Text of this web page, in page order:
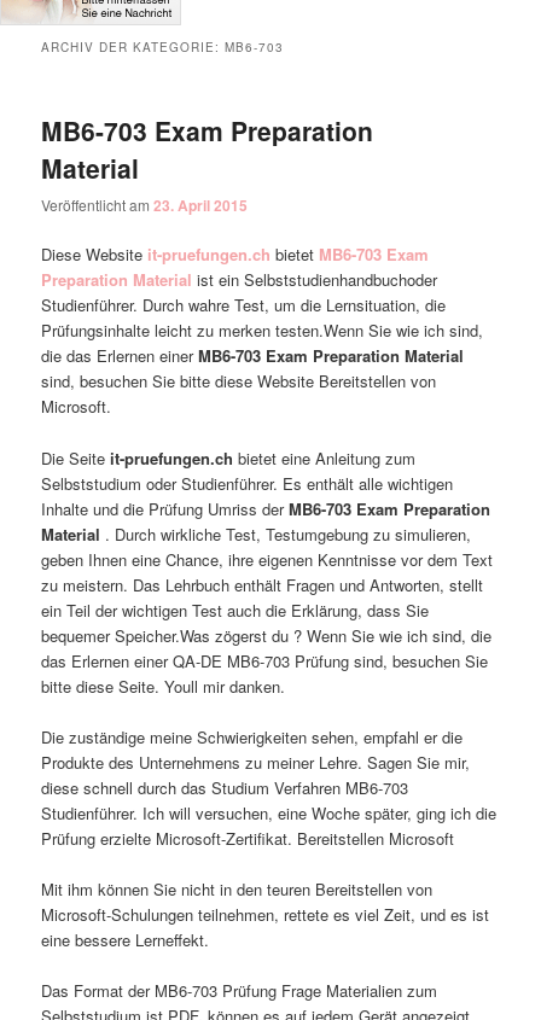
ARCHIV DER KATEGORIE:MB6-703
MB6-703 Exam Preparation
Material
Veröffentlicht am23. April 2015
Diese Website it-pruefungen.ch bietet MB6-703 Exam
Preparation Material ist ein Selbststudienhandbuchoder
Studienführer. Durch wahre Test, um die Lernsituation, die
Prüfungsinhalte leicht zu merken testen.Wenn Sie wie ich sind,
die das Erlernen einerMB6-703 Exam Preparation Material
sind, besuchen Sie bitte diese Website Bereitstellen von
Microsoft.
Die Seiteit-pruefungen.ch bietet eine Anleitung zum
Selbststudium oder Studienführer. Es enthält alle wichtigen
Inhalte und die Prüfung Umriss derMB6-703 Exam Preparation
Material . Durch wirkliche Test, Testumgebung zu simulieren,
geben Ihnen eine Chance, ihre eigenen Kenntnisse vor dem Text
zu meistern. Das Lehrbuch enthält Fragen und Antworten, stellt
ein Teil der wichtigen Test auch die Erklärung, dass Sie
bequemer Speicher.Was zögerst du ? Wenn Sie wie ich sind, die
das Erlernen einer QA-DE MB6-703 Prüfung sind, besuchen Sie
bitte diese Seite. Youll mir danken.
Die zuständige meine Schwierigkeiten sehen, empfahl er die
Produkte des Unternehmens zu meiner Lehre. Sagen Sie mir,
diese schnell durch das Studium Verfahren MB6-703
Studienführer. Ich will versuchen, eine Woche später, ging ich die
Prüfung erzielte Microsoft-Zertifikat. Bereitstellen Microsoft
Mit ihm können Sie nicht in den teuren Bereitstellen von
Microsoft-Schulungen teilnehmen, rettete es viel Zeit, und es ist
eine bessere Lerneffekt.
Das Format der MB6-703 Prüfung Frage Materialien zum